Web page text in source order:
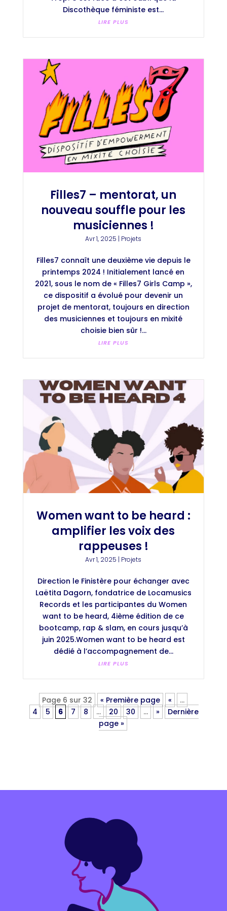
Discothèque féministe est...
LIRE PLUS
Filles7 – mentorat, un
nouveau souffle pour les
musiciennes !
Avr 1, 2025 | Projets
Filles7 connaît une deuxième vie depuis le
printemps 2024 ! Initialement lancé en
2021, sous le nom de « Filles7 Girls Camp »,
ce dispositif a évolué pour devenir un
projet de mentorat, toujours en direction
des musiciennes et toujours en mixité
choisie bien sûr !...
LIRE PLUS
Women want to be heard :
amplifier les voix des
rappeuses !
Avr 1, 2025 | Projets
Direction le Finistère pour échanger avec
Laëtita Dagorn, fondatrice de Locamusics
Records et les participantes du Women
want to be heard, 4ième édition de ce
bootcamp, rap & slam, en cours jusqu’à
juin 2025.Women want to be heard est
dédié à l’accompagnement de...
LIRE PLUS
Page 6 sur 32 « Première page «
…
4
5 6 7 8 … 20 30 … »
Dernière
page »